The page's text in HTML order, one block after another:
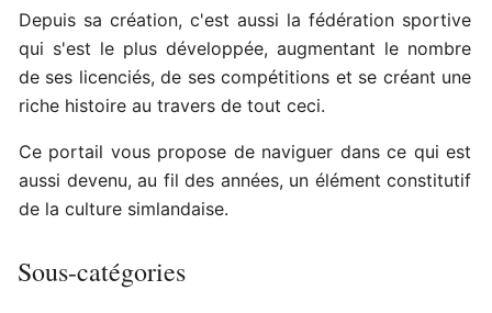
Depuis sa création, c'est aussi la fédération sportive
qui s'est le plus développée, augmentant le nombre
de ses licenciés, de ses compétitions et se créant une
riche histoire au travers de tout ceci.
Ce portail vous propose de naviguer dans ce qui est
aussi devenu, au fil des années, un élément constitutif
de la culture simlandaise.
Sous-catégories